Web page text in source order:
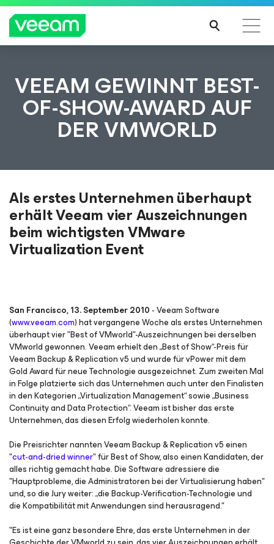
Hinweise von Veeam für Kunden, die vom Content-
Update von CrowdStrike betroffen sind
MEH
VEEAM GEWINNT BEST-
OF-SHOW-AWARD AUF
DER VMWORLD
Als erstes Unternehmen überhaupt
erhält Veeam vier Auszeichnungen
beim wichtigsten VMware
Virtualization Event
San Francisco, 13. September 2010 - Veeam Software
(www.veeam.com) hat vergangene Woche als erstes Unternehmen
überhaupt vier "Best of VMworld"-Auszeichnungen bei derselben
VMworld gewonnen. Veeam erhielt den „Best of Show“-Preis für
Veeam Backup & Replication v5 und wurde für vPower mit dem
Gold Award für neue Technologie ausgezeichnet. Zum zweiten Mal
in Folge platzierte sich das Unternehmen auch unter den Finalisten
in den Kategorien „Virtualization Management“ sowie „Business
Continuity and Data Protection“. Veeam ist bisher das erste
Unternehmen, das diesen Erfolg wiederholen konnte.
Die Preisrichter nannten Veeam Backup & Replication v5 einen
"cut-and-dried winner" für Best of Show, also einen Kandidaten, der
alles richtig gemacht habe. Die Software adressiere die
"Hauptprobleme, die Administratoren bei der Virtualisierung haben"
und, so die Jury weiter: „die Backup-Verification-Technologie und
die Kompatibilität mit Anwendungen sind herausragend."
"Es ist eine ganz besondere Ehre, das erste Unternehmen in der